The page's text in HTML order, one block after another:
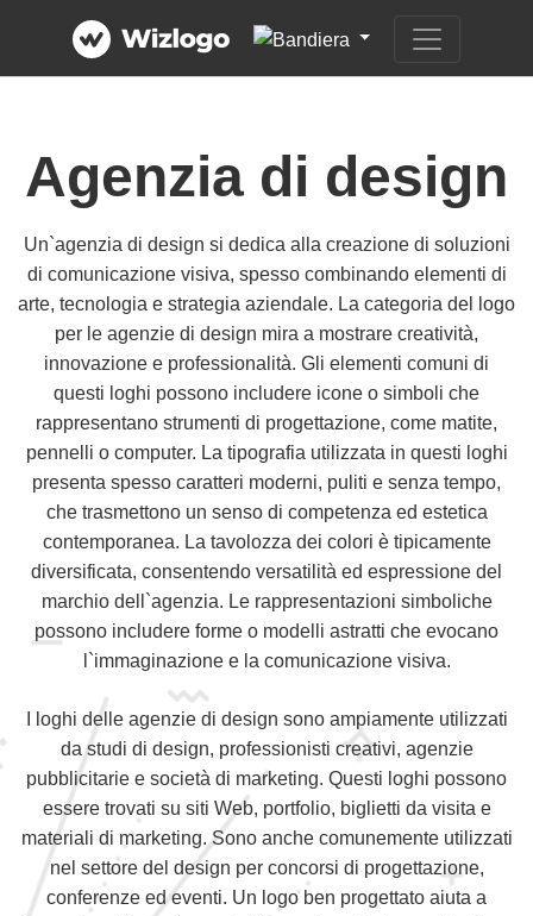
Agenzia di design
Un`agenzia di design si dedica alla creazione di soluzioni
di comunicazione visiva, spesso combinando elementi di
arte, tecnologia e strategia aziendale. La categoria del logo
per le agenzie di design mira a mostrare creatività,
innovazione e professionalità. Gli elementi comuni di
questi loghi possono includere icone o simboli che
rappresentano strumenti di progettazione, come matite,
pennelli o computer. La tipografia utilizzata in questi loghi
presenta spesso caratteri moderni, puliti e senza tempo,
che trasmettono un senso di competenza ed estetica
contemporanea. La tavolozza dei colori è tipicamente
diversificata, consentendo versatilità ed espressione del
marchio dell`agenzia. Le rappresentazioni simboliche
possono includere forme o modelli astratti che evocano
l`immaginazione e la comunicazione visiva.
I loghi delle agenzie di design sono ampiamente utilizzati
da studi di design, professionisti creativi, agenzie
pubblicitarie e società di marketing. Questi loghi possono
essere trovati su siti Web, portfolio, biglietti da visita e
materiali di marketing. Sono anche comunemente utilizzati
nel settore del design per concorsi di progettazione,
conferenze ed eventi. Un logo ben progettato aiuta a